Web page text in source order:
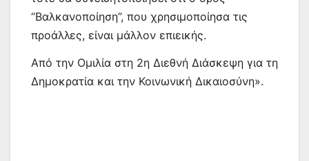
“Βαλκανοποίηση”, που χρησιμοποίησα τις
προάλλες, είναι μάλλον επιεικής.
Από την Ομιλία στη 2η Διεθνή Διάσκεψη για τη
Δημοκρατία και την Κοινωνική Δικαιοσύνη».